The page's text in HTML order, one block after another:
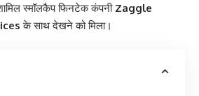
स्मॉलकैप फिनटेक कंपनी Zaggle
के साथ देखने को मिला।